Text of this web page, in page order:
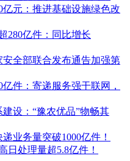
亿元：推进基础设施绿色改
280亿件：同比增长
全部联合发布通告加强第
件：寄递服务强干联网，
设：“豫农优品”物畅其
业务量突破1000亿件！
日处理量超5.8亿件！